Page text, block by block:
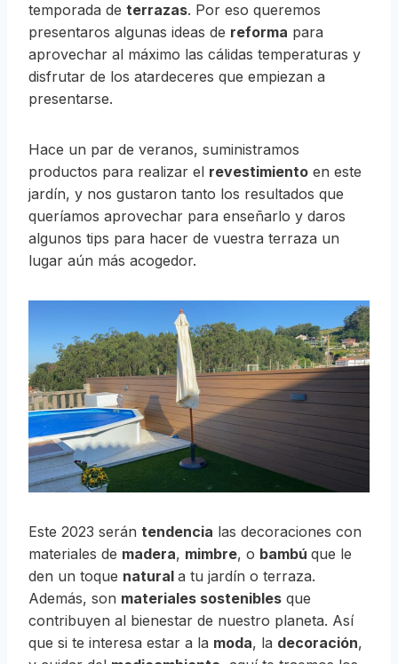
temporada de terrazas. Por eso queremos
presentaros algunas ideas de reforma para
aprovechar al máximo las cálidas temperaturas y
disfrutar de los atardeceres que empiezan a
presentarse.
Hace un par de veranos, suministramos
productos para realizar el revestimiento en este
jardín, y nos gustaron tanto los resultados que
queríamos aprovechar para enseñarlo y daros
algunos tips para hacer de vuestra terraza un
lugar aún más acogedor.
Este 2023 serán tendencia las decoraciones con
materiales de madera, mimbre, o bambú que le
den un toque natural a tu jardín o terraza.
Además, son materiales sostenibles que
contribuyen al bienestar de nuestro planeta. Así
que si te interesa estar a la moda, la decoración,